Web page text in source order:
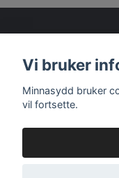
Vi bruker
Minnasydd bruker
vil fortsette.